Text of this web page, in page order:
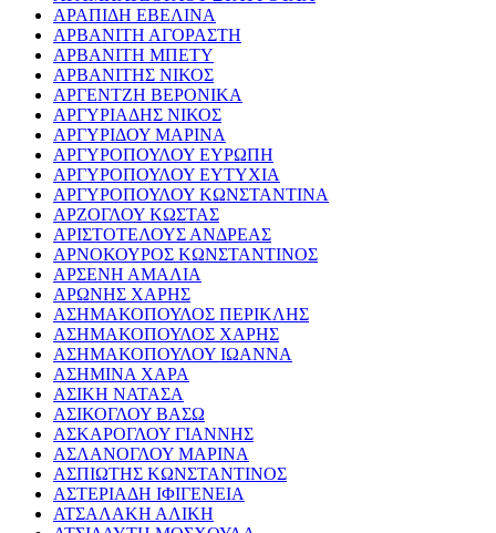
ΑΡΑΠΙΔΗ ΕΒΕΛΙΝΑ
ΑΡΒΑΝΙΤΗ ΑΓΟΡΑΣΤΗ
ΑΡΒΑΝΙΤΗ ΜΠΕΤΥ
ΑΡΒΑΝΙΤΗΣ ΝΙΚΟΣ
ΑΡΓΕΝΤΖΗ ΒΕΡΟΝΙΚΑ
ΑΡΓΥΡΙΑΔΗΣ ΝΙΚΟΣ
ΑΡΓΥΡΙΔΟΥ ΜΑΡΙΝΑ
ΑΡΓΥΡΟΠΟΥΛΟΥ ΕΥΡΩΠΗ
ΑΡΓΥΡΟΠΟΥΛΟΥ ΕΥΤΥΧΙΑ
ΑΡΓΥΡΟΠΟΥΛΟΥ ΚΩΝΣΤΑΝΤΙΝΑ
ΑΡΖΟΓΛΟΥ ΚΩΣΤΑΣ
ΑΡΙΣΤΟΤΕΛΟΥΣ ΑΝΔΡΕΑΣ
ΑΡΝΟΚΟΥΡΟΣ ΚΩΝΣΤΑΝΤΙΝΟΣ
ΑΡΣΕΝΗ ΑΜΑΛΙΑ
ΑΡΩΝΗΣ ΧΑΡΗΣ
ΑΣΗΜΑΚΟΠΟΥΛΟΣ ΠΕΡΙΚΛΗΣ
ΑΣΗΜΑΚΟΠΟΥΛΟΣ ΧΑΡΗΣ
ΑΣΗΜΑΚΟΠΟΥΛΟΥ ΙΩΑΝΝΑ
ΑΣΗΜΙΝΑ ΧΑΡΑ
ΑΣΙΚΗ ΝΑΤΑΣΑ
ΑΣΙΚΟΓΛΟΥ ΒΑΣΩ
ΑΣΚΑΡΟΓΛΟΥ ΓΙΑΝΝΗΣ
ΑΣΛΑΝΟΓΛΟΥ ΜΑΡΙΝΑ
ΑΣΠΙΩΤΗΣ ΚΩΝΣΤΑΝΤΙΝΟΣ
ΑΣΤΕΡΙΑΔΗ ΙΦΙΓΕΝΕΙΑ
ΑΤΣΑΛΑΚΗ ΑΛΙΚΗ